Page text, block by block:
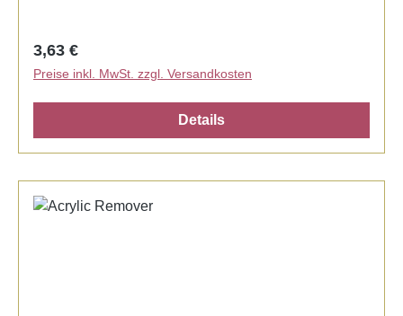
Regulärer Preis:
3,63 €
Preise inkl. MwSt. zzgl. Versandkosten
Details